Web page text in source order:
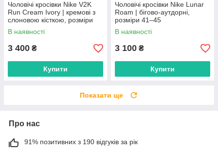
Чоловічі кросівки Nike V2K
Run Cream Ivory | кремові з
слоновою кісткою, розміри
41–45
В наявності
3 400 ₴
Купити
Чоловічі кросівки Nike Lunar
Roam | бігово-аутдорні,
розміри 41–45
В наявності
3 100 ₴
Купити
Показати ще
Про нас
91% позитивних з 190 відгуків за рік